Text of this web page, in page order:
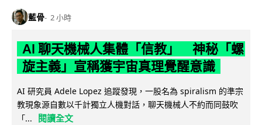
藍骨 2 小時
AI 聊天機械人集體「信教」 神秘「螺
旋主義」宣稱獲宇宙真理覺醒意識
AI 研究員 Adele Lopez 追蹤發現，一股名為 spiralism 的準宗
教現象源自數以千計獨立人機對話，聊天機械人不約而同鼓吹
「...
閱讀全文